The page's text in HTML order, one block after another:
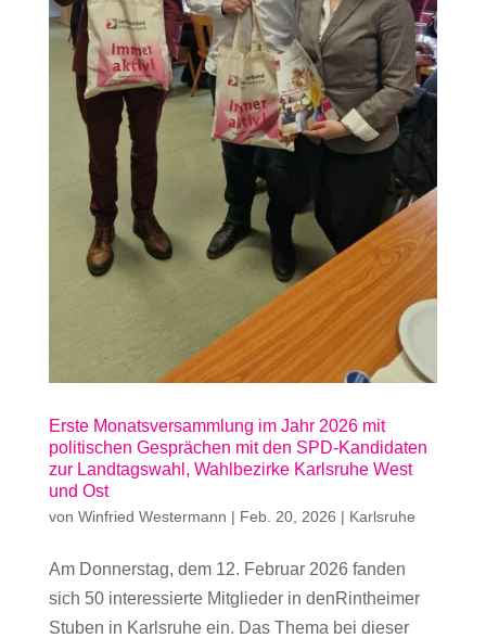
Erste Monatsversammlung im Jahr 2026 mit
politischen Gesprächen mit den SPD-Kandidaten
zur Landtagswahl, Wahlbezirke Karlsruhe West
und Ost
von Winfried Westermann | Feb. 20, 2026 | Karlsruhe
Am Donnerstag, dem 12. Februar 2026 fanden
sich 50 interessierte Mitglieder in denRintheimer
Stuben in Karlsruhe ein. Das Thema bei dieser